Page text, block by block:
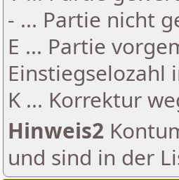
- ... Partie nicht
E ... Partie
Einstiegselozahl
K ... Korrektur
Hinweis2
und sind in der